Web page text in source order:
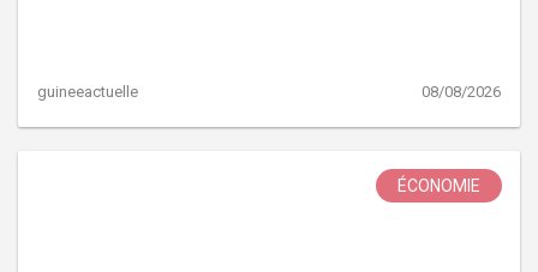
guineeactuelle 08/08/2026
ÉCONOMIE